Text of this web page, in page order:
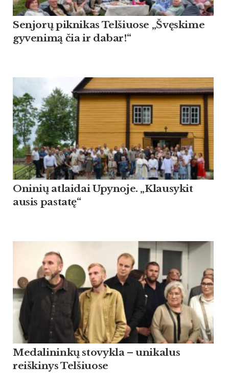
Sen­jorų pik­ni­kas Tel­šiuo­se „Švęski­me
gy­ve­nimą čia ir da­bar!“
Oninių atlaidai Upynoje. „Klausykit
ausis pastatę“
Medalininkų stovykla – unikalus
reiškinys Telšiuose